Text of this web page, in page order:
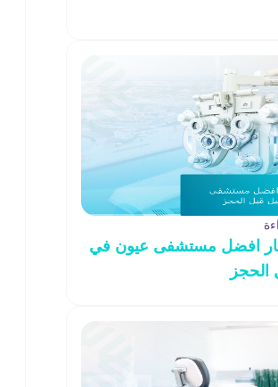
افضل مستشفى عيون في
الحجز